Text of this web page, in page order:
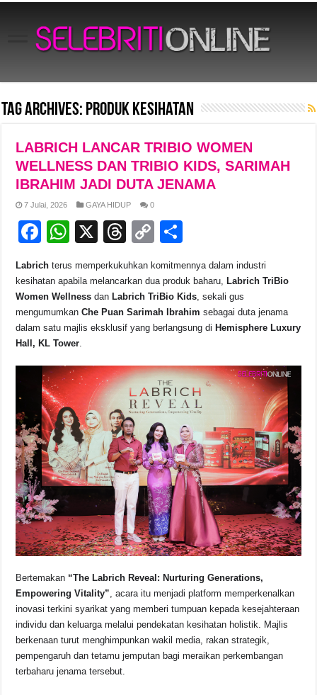
Tag Archives: produk kesihatan
LABRICH LANCAR TRIBIO WOMEN
WELLNESS DAN TRIBIO KIDS, SARIMAH
IBRAHIM JADI DUTA JENAMA
7 Julai, 2026 GAYA HIDUP 0
F
c
e
b
o
o
k
W
at
s
A
p
p
X
T
e
a
d
C
p
y
Li
k
ar
e
Labrich terus memperkukuhkan komitmennya dalam industri
kesihatan apabila melancarkan dua produk baharu, Labrich TriBio
Women Wellness dan Labrich TriBio Kids, sekali gus
mengumumkanChe Puan Sarimah Ibrahim sebagai duta jenama
dalam satu majlis eksklusif yang berlangsung di Hemisphere Luxury
Hall, KL Tower.
Bertemakan “The Labrich Reveal: Nurturing Generations,
Empowering Vitality”, acara itu menjadi platform memperkenalkan
inovasi terkini syarikat yang memberi tumpuan kepada kesejahteraan
individu dan keluarga melalui pendekatan kesihatan holistik. Majlis
berkenaan turut menghimpunkan wakil media, rakan strategik,
pempengaruh dan tetamu jemputan bagi meraikan perkembangan
terbaharu jenama tersebut.